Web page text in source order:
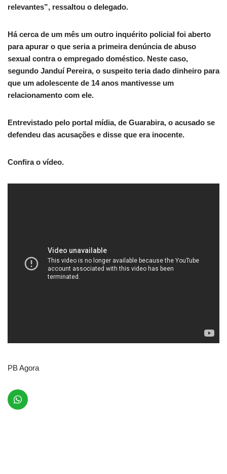
relevantes”, ressaltou o delegado.
Há cerca de um mês um outro inquérito policial foi aberto
para apurar o que seria a primeira denúncia de abuso
sexual contra o empregado doméstico. Neste caso,
segundo Janduí Pereira, o suspeito teria dado dinheiro para
que um adolescente de 14 anos mantivesse um
relacionamento com ele.
Entrevistado pelo portal mídia, de Guarabira, o acusado se
defendeu das acusações e disse que era inocente.
Confira o vídeo.
PB Agora